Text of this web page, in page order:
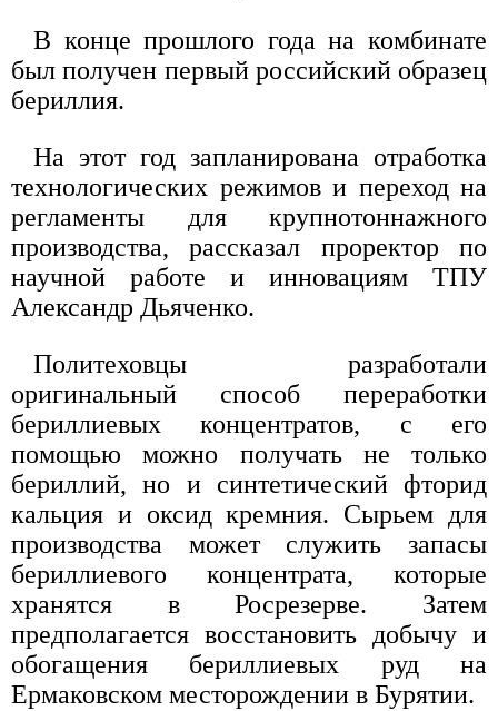
В конце прошлого года на комбинате
был получен первый российский образец
бериллия.
На этот год запланирована отработка
технологических режимов и переход на
регламенты для крупнотоннажного
производства, рассказал проректор по
научной работе и инновациям ТПУ
Александр Дьяченко.
Политеховцы разработали
оригинальный способ переработки
бериллиевых концентратов, с его
помощью можно получать не только
бериллий, но и синтетический фторид
кальция и оксид кремния. Сырьем для
производства может служить запасы
бериллиевого концентрата, которые
хранятся в Росрезерве. Затем
предполагается восстановить добычу и
обогащения бериллиевых руд на
Ермаковском месторождении в Бурятии.